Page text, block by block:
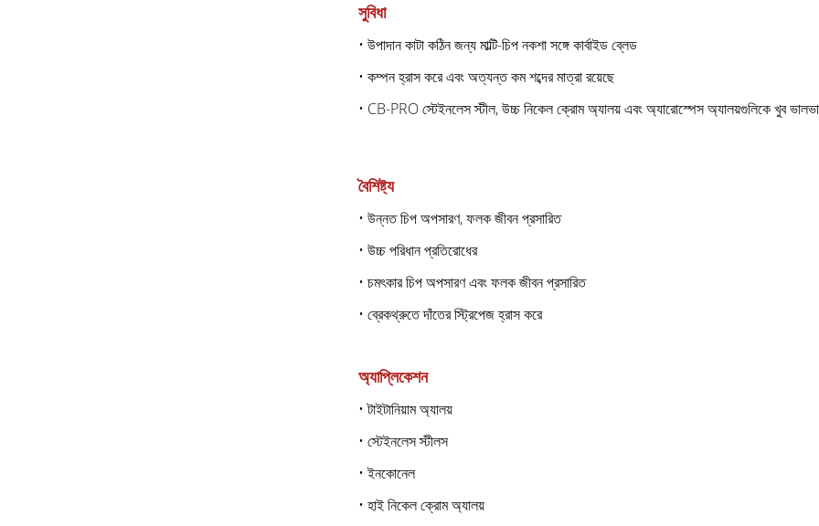
সুবিধা
• উপাদান কাটা কঠিন জন্য মাল্টি-চিপ নকশা সঙ্গে কার্বাইড ব্লেড
• কম্পন হ্রাস করে এবং অত্যন্ত কম শব্দের মাত্রা রয়েছে
• CB-PRO স্টেইনলেস স্টীল, উচ্চ নিকেল ক্রোম অ্যালয় এবং অ্যারোস্পেস অ্যালয়গুলিকে খুব
বৈশিষ্ট্য
• উন্নত চিপ অপসারণ, ফলক জীবন প্রসারিত
• উচ্চ পরিধান প্রতিরোধের
• চমৎকার চিপ অপসারণ এবং ফলক জীবন প্রসারিত
• ব্রেকথ্রুতে দাঁতের স্ট্রিপেজ হ্রাস করে
অ্যাপ্লিকেশন
• টাইটানিয়াম অ্যালয়
• স্টেইনলেস স্টীলস
• ইনকোনেল
• হাই নিকেল ক্রোম অ্যালয়